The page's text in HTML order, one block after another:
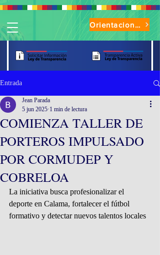
Orientaciones de Uso Parque Oasis
Entrada
COMIENZA TALLER DE
PORTEROS IMPULSADO
POR CORMUDEP Y
COBRELOA
Jean Parada
5 jun 2025 1 min de lectura
La iniciativa busca profesionalizar el
deporte en Calama, fortalecer el fútbol
formativo y detectar nuevos talentos locales